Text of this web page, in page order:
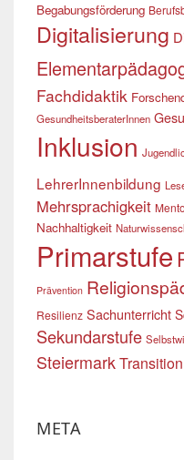
Begabungsförderung
Digitalisierung
Fachdidaktik
GesundheitsberaterInnen
Inklusion
LehrerInnenbildung
Mehrsprachigkeit
Nachhaltigkeit
Primarstufe
Prävention
Resilienz Sachunterricht
Sekundarstufe
SteiermarkTransition
META